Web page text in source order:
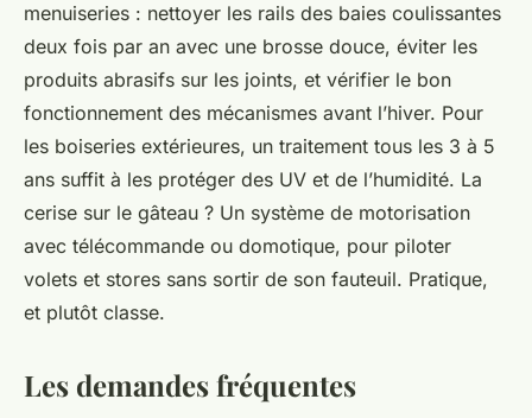
menuiseries : nettoyer les rails des baies coulissantes
deux fois par an avec une brosse douce, éviter les
produits abrasifs sur les joints, et vérifier le bon
fonctionnement des mécanismes avant l’hiver. Pour
les boiseries extérieures, un traitement tous les 3 à 5
ans suffit à les protéger des UV et de l’humidité. La
cerise sur le gâteau ? Un système de motorisation
avec télécommande ou domotique, pour piloter
volets et stores sans sortir de son fauteuil. Pratique,
et plutôt classe.
Les demandes fréquentes